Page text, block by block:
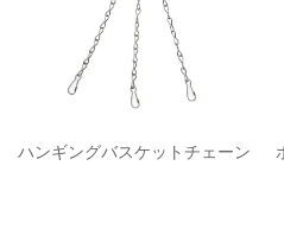
ハンギングバスケットチェーン